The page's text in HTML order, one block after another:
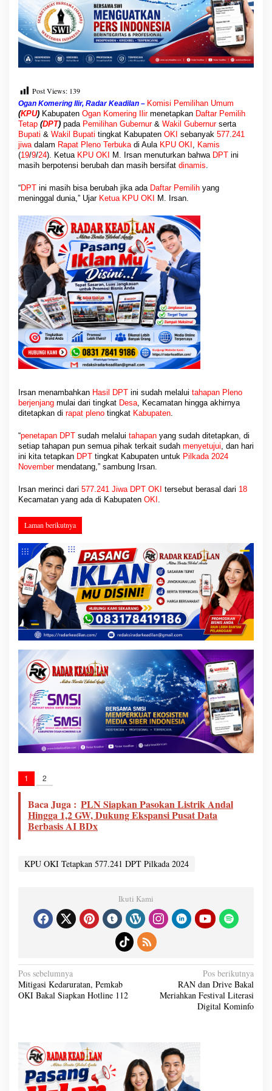
Post Views: 139
Ogan Komering Ilir, Radar Keadilan – Komisi Pemilihan Umum
(KPU) Kabupaten Ogan Komering Ilirmenetapkan Daftar Pemilih
Tetap (DPT) pada Pemilihan Gubernur& Wakil Gubernurserta
Bupati & Wakil Bupati tingkat Kabupaten OKI sebanyak 577.241
jiwadalam Rapat Pleno Terbukadi Aula KPU OKI , Kamis
(19/9/24). Ketua KPU OKI M. Irsan menuturkan bahwa DPT ini
masih berpotensi berubah dan masih bersifat dinamis.
“DPT ini masih bisa berubah jika ada Daftar Pemilih yang
meninggal dunia,” Ujar Ketua KPU OKI M. Irsan.
Irsan menambahkan Hasil DPT ini sudah melalui tahapan Pleno
berjenjang mulai dari tingkat Desa , Kecamatan hingga akhirnya
ditetapkan di rapat pleno tingkat Kabupaten
“penetapan DPT sudah melalui tahapan yang sudah ditetapkan, di
setiap tahapan pun semua pihak terkait sudah menyetujui , dan hari
ini kita tetapkan DPT tingkat Kabupaten untuk Pilkada 2024
Novembermendatang,” sambung Irsan.
Irsan merinci dari 577 241 Jiwa DPT OKI tersebut berasal dari 18
Kecamatan yang ada di Kabupaten OKI
Laman berikutnya
1 2
Baca Juga : PLN Siapkan Pasokan Listrik Andal
Hingga 1,2 GW, Dukung Ekspansi Pusat Data
Berbasis AI BDx
KPU OKI Tetapkan 577.241 DPT Pilkada 2024
Ikuti Kami
N
a
v
i
o
Pos sebelumnya
Mitigasi Kedaruratan, Pemkab
OKI Bakal Siapkan Hotline 112
Pos berikutnya
RAN dan Drive Bakal
Meriahkan Festival Literasi
Digital Kominfo